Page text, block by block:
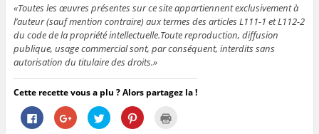
«Toutes les œuvres présentes sur ce site appartiennent exclusivement à
l’auteur (sauf mention contraire) aux termes des articles L111-1 et L112-2
du code de la propriété intellectuelle.Toute reproduction, diffusion
publique, usage commercial sont, par conséquent, interdits sans
autorisation du titulaire des droits.»
Cette recette vous a plu ? Alors partagez la !
C
l
C
l
C
l
C
l